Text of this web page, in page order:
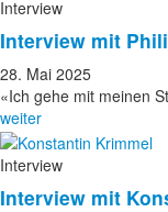
Interview
Interview mit
28. Mai 2025
«Ich gehe mit meinen
weiter
Interview
Interview mit